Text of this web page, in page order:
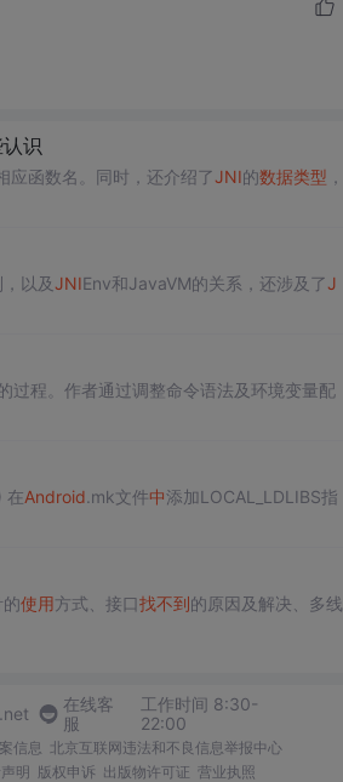
识
应函数名。同时，还介绍了JNI的数据类型 ，
以及JNIEnv和JavaVM的关系，还涉及了J
过程。作者通过调整命令语法及环境变量配
在Android .mk文件中添加LOCAL_LDLIBS指
使用方式、接口找不到的原因及解决、多线
在线客
服
工作时间 8:30-
22:00
信息 北京互联网违法和不良信息举报中心
明 版权申诉 出版物许可证 营业执照